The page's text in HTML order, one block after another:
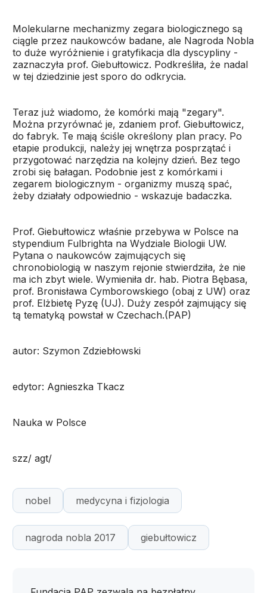
Molekularne mechanizmy zegara biologicznego są
ciągle przez naukowców badane, ale Nagroda Nobla
to duże wyróżnienie i gratyfikacja dla dyscypliny -
zaznaczyła prof. Giebułtowicz. Podkreśliła, że nadal
w tej dziedzinie jest sporo do odkrycia.
Teraz już wiadomo, że komórki mają "zegary".
Można przyrównać je, zdaniem prof. Giebułtowicz,
do fabryk. Te mają ściśle określony plan pracy. Po
etapie produkcji, należy jej wnętrza posprzątać i
przygotować narzędzia na kolejny dzień. Bez tego
zrobi się bałagan. Podobnie jest z komórkami i
zegarem biologicznym - organizmy muszą spać,
żeby działały odpowiednio - wskazuje badaczka.
Prof. Giebułtowicz właśnie przebywa w Polsce na
stypendium Fulbrighta na Wydziale Biologii UW.
Pytana o naukowców zajmujących się
chronobiologią w naszym rejonie stwierdziła, że nie
ma ich zbyt wiele. Wymieniła dr. hab. Piotra Bębasa,
prof. Bronisława Cymborowskiego (obaj z UW) oraz
prof. Elżbietę Pyzę (UJ). Duży zespół zajmujący się
tą tematyką powstał w Czechach.(PAP)
autor: Szymon Zdziebłowski
edytor: Agnieszka Tkacz
Nauka w Polsce
szz/ agt/
nobel medycyna i fizjologia
nagroda nobla 2017 giebułtowicz